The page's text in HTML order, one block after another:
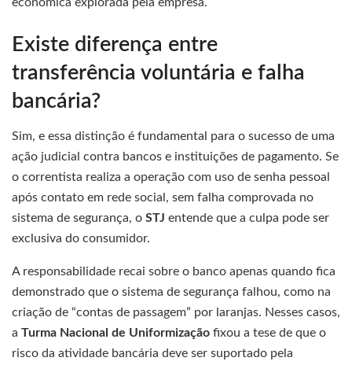
econômica explorada pela empresa.
Existe diferença entre
transferência voluntária e falha
bancária?
Sim, e essa distinção é fundamental para o sucesso de uma
ação judicial contra bancos e instituições de pagamento. Se
o correntista realiza a operação com uso de senha pessoal
após contato em rede social, sem falha comprovada no
sistema de segurança, o STJ entende que a culpa pode ser
exclusiva do consumidor.
A responsabilidade recai sobre o banco apenas quando fica
demonstrado que o sistema de segurança falhou, como na
criação de “contas de passagem” por laranjas. Nesses casos,
a Turma Nacional de Uniformização fixou a tese de que o
risco da atividade bancária deve ser suportado pela